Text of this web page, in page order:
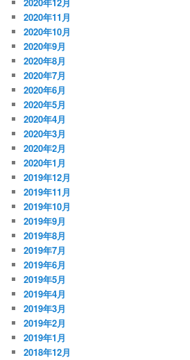
2020年11月
2020年10月
2020年9月
2020年8月
2020年7月
2020年6月
2020年5月
2020年4月
2020年3月
2020年2月
2020年1月
2019年12月
2019年11月
2019年10月
2019年9月
2019年8月
2019年7月
2019年6月
2019年5月
2019年4月
2019年3月
2019年2月
2019年1月
2018年12月